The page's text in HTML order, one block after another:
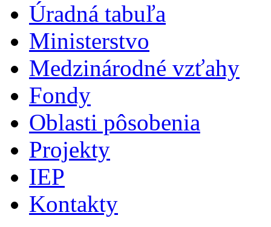
Úradná tabuľa
Ministerstvo
Medzinárodné vzťahy
Fondy
Oblasti pôsobenia
Projekty
IEP
Kontakty